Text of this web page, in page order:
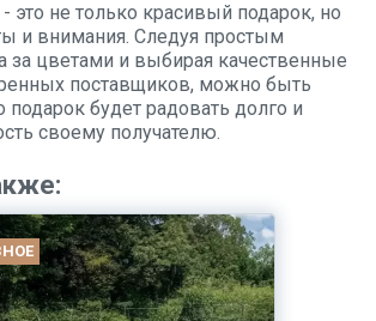
не только красивый подарок, но
и внимания. Следуя простым
за цветами и выбирая качественные
поставщиков, можно быть
будет радовать долго и
своему получателю.